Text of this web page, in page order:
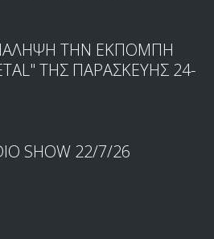
ΤΗΝ ΕΚΠΟΜΠΗ
ΤΗΣ ΠΑΡΑΣΚΕΥΗΣ 24-
SHOW 22/7/26